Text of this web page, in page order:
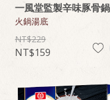
一風堂監製辛味豚骨鍋
火鍋湯底
229
159